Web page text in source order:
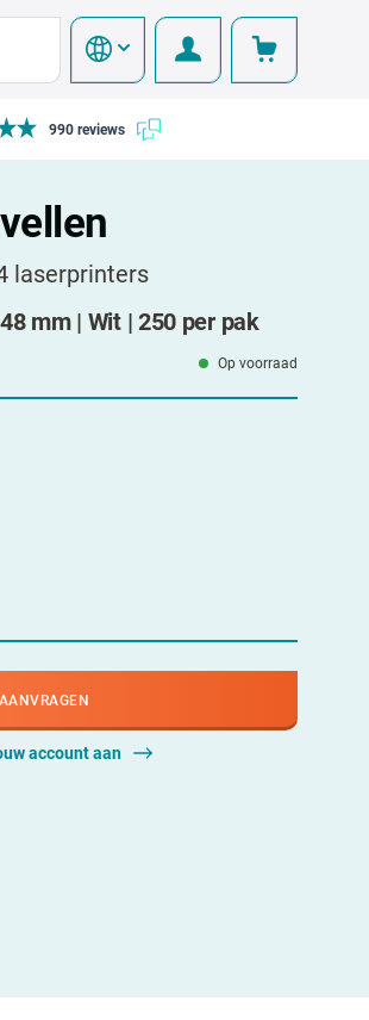
990 reviews
laserprinters
mm | Wit | 250 per pak
Op voorraad
account aan